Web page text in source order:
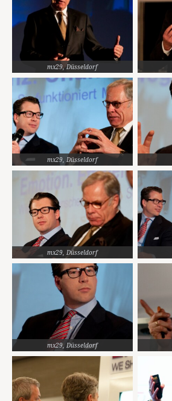
mx29, Düsseldorf
mx29, Düsseldorf
mx29, Düsseldorf
mx29, Düsseldorf